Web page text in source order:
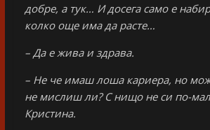
добре, а тук… И досега само е
колко още има да расте…
– Да е жива и здрава.
– Не че имаш лоша кариера, но
не мислиш ли? С нищо не си по-
Кристина.